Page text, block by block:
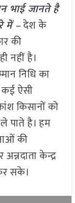
भाई जानते है
में –देश के
की
नहीं है।
निधि का
ऐसी
किसानों को
पाते है। हम
की
केन्द्र
सके।